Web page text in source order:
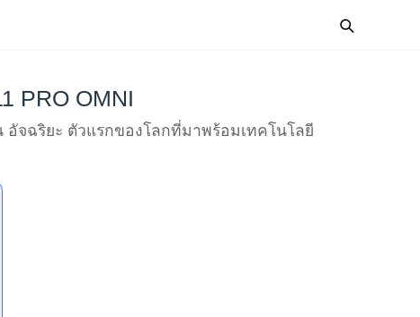
PRO OMNI
จฉริยะ ตัวแรกของโลกที่มาพร้อมเทคโนโลยี